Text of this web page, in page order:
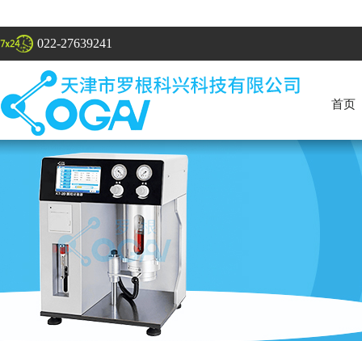
022-27639241
首页